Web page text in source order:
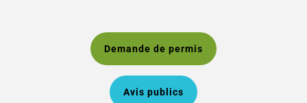
Demande de permis
Avis publics